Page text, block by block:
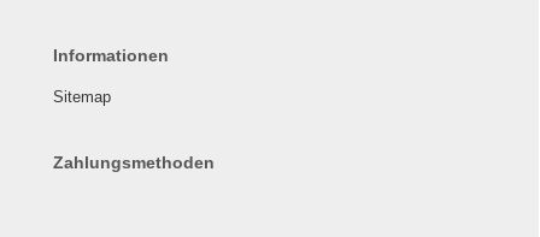
Informationen
Sitemap
Zahlungsmethoden